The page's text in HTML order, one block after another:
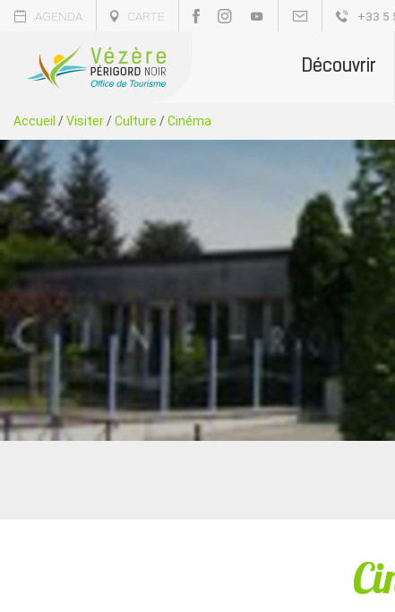
AGENDA CARTE +33 5
Découvrir
Accueil / Visiter/ Culture / Cinéma